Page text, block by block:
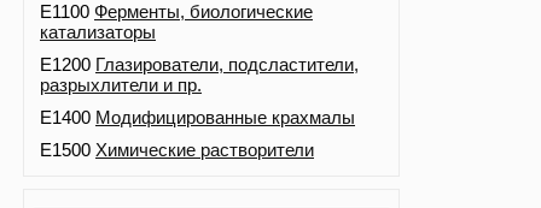
E1100 Ферменты, биологические
катализаторы
E1200 Глазирователи, подсластители,
разрыхлители и пр.
E1400 Модифицированные крахмалы
E1500 Химические растворители